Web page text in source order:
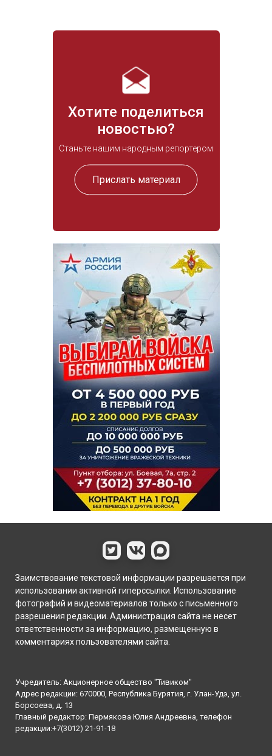
Хотите поделиться
новостью?
Станьте нашим народным репортером
Прислать материал
Заимствование текстовой информации разрешается при
использовании активной гиперссылки. Использование
фотографий и видеоматериалов только с письменного
разрешения редакции. Администрация сайта не несет
ответственности за информацию, размещенную в
комментариях пользователями сайта.
Учредитель: Акционерное общество "Тивиком"
Адрес редакции: 670000, Республика Бурятия, г. Улан-Удэ, ул.
Борсоева, д. 13
Главный редактор: Пермякова Юлия Андреевна, телефон
редакции:+7(3012) 21-91-18